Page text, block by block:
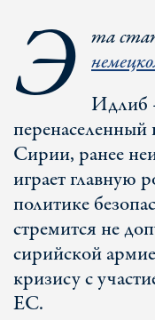
Э та
Идлиб
перенаселенный
Сирии, ранее
играет главную
политике
стремится не
сирийской
кризису с
ЕС.